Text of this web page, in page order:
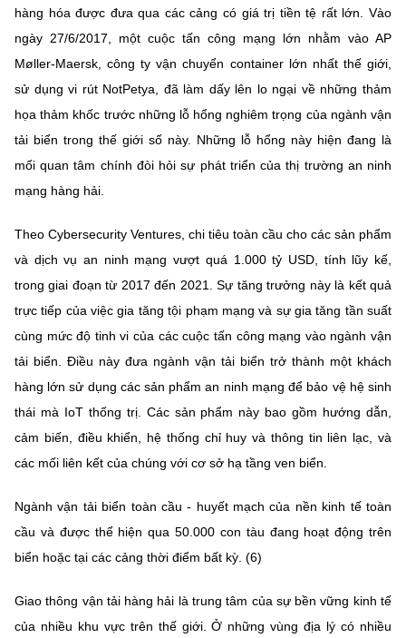
hàng hóa được đưa qua các cảng có giá trị tiền tệ rất lớn. Vào
ngày 27/6/2017, một cuộc tấn công mạng lớn nhằm vào AP
Møller-Maersk, công ty vận chuyển container lớn nhất thế giới,
sử dụng vi rút NotPetya, đã làm dấy lên lo ngại về những thảm
họa thảm khốc trước những lỗ hổng nghiêm trọng của ngành vận
tải biển trong thế giới số này. Những lỗ hổng này hiện đang là
mối quan tâm chính đòi hỏi sự phát triển của thị trường an ninh
mạng hàng hải.
Theo Cybersecurity Ventures, chi tiêu toàn cầu cho các sản phẩm
và dịch vụ an ninh mạng vượt quá 1.000 tỷ USD, tính lũy kế,
trong giai đoạn từ 2017 đến 2021. Sự tăng trưởng này là kết quả
trực tiếp của việc gia tăng tội phạm mạng và sự gia tăng tần suất
cùng mức độ tinh vi của các cuộc tấn công mạng vào ngành vận
tải biển. Điều này đưa ngành vận tải biển trở thành một khách
hàng lớn sử dụng các sản phẩm an ninh mạng để bảo vệ hệ sinh
thái mà IoT thống trị. Các sản phẩm này bao gồm hướng dẫn,
cảm biến, điều khiển, hệ thống chỉ huy và thông tin liên lạc, và
các mối liên kết của chúng với cơ sở hạ tầng ven biển.
Ngành vận tải biển toàn cầu - huyết mạch của nền kinh tế toàn
cầu và được thể hiện qua 50.000 con tàu đang hoạt động trên
biển hoặc tại các cảng thời điểm bất kỳ. (6)
Giao thông vận tải hàng hải là trung tâm của sự bền vững kinh tế
của nhiều khu vực trên thế giới. Ở những vùng địa lý có nhiều